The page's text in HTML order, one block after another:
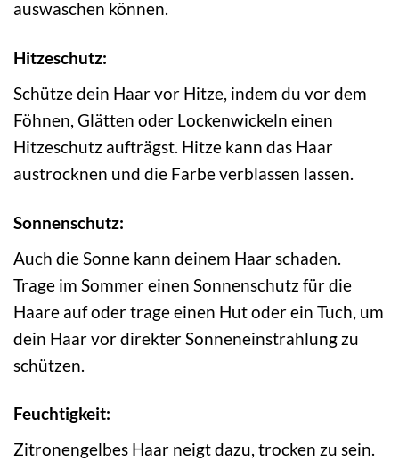
auswaschen können.
Hitzeschutz:
Schütze dein Haar vor Hitze, indem du vor dem
Föhnen, Glätten oder Lockenwickeln einen
Hitzeschutz aufträgst. Hitze kann das Haar
austrocknen und die Farbe verblassen lassen.
Sonnenschutz:
Auch die Sonne kann deinem Haar schaden.
Trage im Sommer einen Sonnenschutz für die
Haare auf oder trage einen Hut oder ein Tuch, um
dein Haar vor direkter Sonneneinstrahlung zu
schützen.
Feuchtigkeit:
Zitronengelbes Haar neigt dazu, trocken zu sein.